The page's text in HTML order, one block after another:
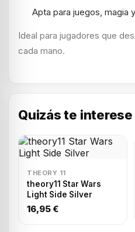
Apta para juegos, magia
Ideal para jugadores que
cada mano.
Quizás te interese
THEORY 11
theory11 Star Wars
Light Side Silver
16,95 €